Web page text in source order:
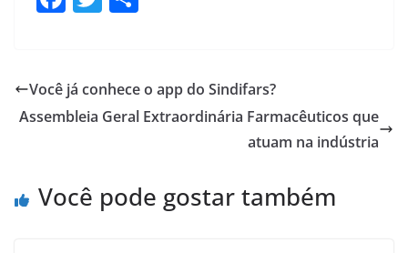
b
o
er e
Você já conhece o app do Sindifars?
Assembleia Geral Extraordinária Farmacêuticos que
atuam na indústria
Você pode gostar também